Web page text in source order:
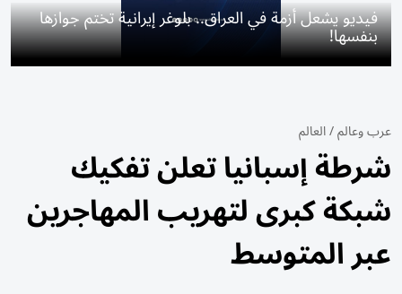
فيديو يشعل أزمة في العراق.. بلوغر إيرانية تختم جوازها
بنفسها!
عرب وعالم/العالم
شرطة إسبانيا تعلن تفكيك
شبكة كبرى لتهريب المهاجرين
عبر المتوسط